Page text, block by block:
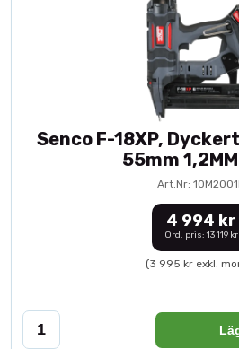
Senco F-18XP,
55mm
Art.Nr:
4 994 kr
Ord. pris: 13 119 kr
(3 995 kr exkl.